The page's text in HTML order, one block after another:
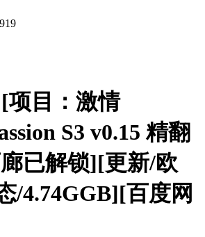
项目：激情
S3 v0.15 精翻
已解锁][更新/欧
/4.74GGB][百度网